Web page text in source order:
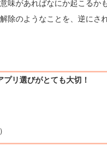
味があればなにか起こるか
除のようなことを、逆にさ
プリ選びがとても大切！